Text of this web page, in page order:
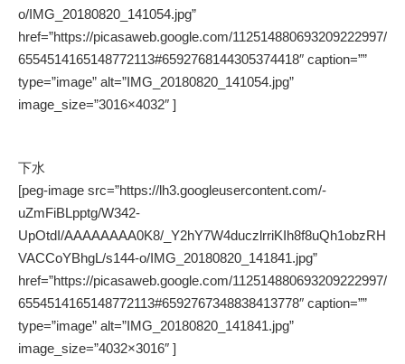
o/IMG_20180820_141054.jpg”
href=”https://picasaweb.google.com/112514880693209222997/
6554514165148772113#6592768144305374418″ caption=””
type=”image” alt=”IMG_20180820_141054.jpg”
image_size=”3016×4032″ ]
下水
[peg-image src=”https://lh3.googleusercontent.com/-
uZmFiBLpptg/W342-
UpOtdI/AAAAAAAA0K8/_Y2hY7W4duczlrriKIh8f8uQh1obzRH
VACCoYBhgL/s144-o/IMG_20180820_141841.jpg”
href=”https://picasaweb.google.com/112514880693209222997/
6554514165148772113#6592767348838413778″ caption=””
type=”image” alt=”IMG_20180820_141841.jpg”
image_size=”4032×3016″ ]